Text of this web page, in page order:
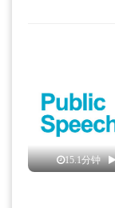
15.1分钟